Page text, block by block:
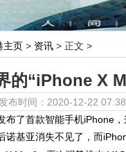
主页 > 资讯 > 正文 >
的“iPhone X
发布时间：2020-12-22
布了首款智能手机iPhone
诺基亚消失不见了，而